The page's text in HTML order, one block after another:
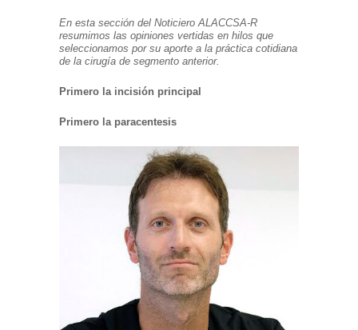
En esta sección del Noticiero ALACCSA-R
resumimos las opiniones vertidas en hilos que
seleccionamos por su aporte a la práctica cotidiana
de la cirugía de segmento anterior.
Primero la incisión principal
Primero la paracentesis